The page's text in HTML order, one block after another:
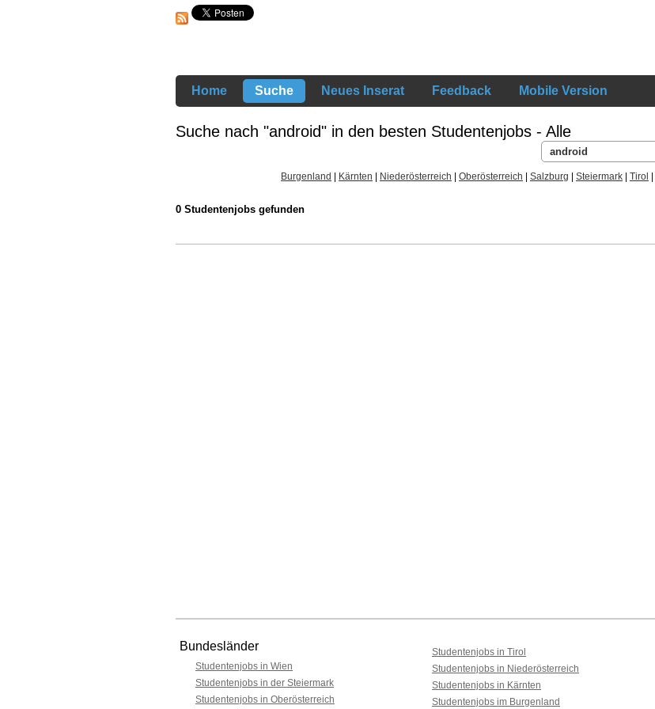
Home Suche Neues Inserat Feedback Mobile Version
Suche nach "android" in den besten Studentenjobs - Alle
Burgenland Kärnten Niederösterreich Oberösterreich Salzburg Steiermark Tirol
0 Studentenjobs gefunden
Bundesländer
Studentenjobs in Wien
Studentenjobs in der Steiermark
Studentenjobs in Oberösterreich
Studentenjobs in Tirol
Studentenjobs in Niederösterreich
Studentenjobs in Kärnten
Studentenjobs im Burgenland